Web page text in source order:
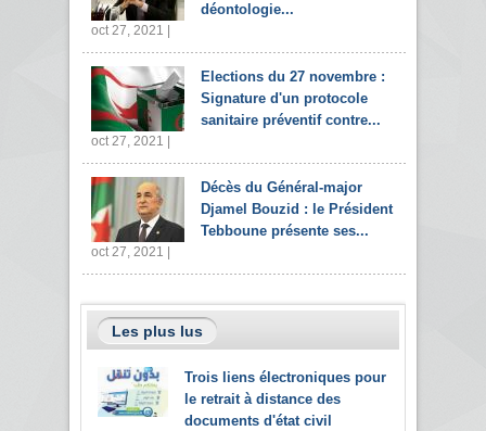
déontologie...
oct 27, 2021 |
Elections du 27 novembre :
Signature d'un protocole
sanitaire préventif contre...
oct 27, 2021 |
Décès du Général-major
Djamel Bouzid : le Président
Tebboune présente ses...
oct 27, 2021 |
Les plus lus
Trois liens électroniques pour
le retrait à distance des
documents d'état civil